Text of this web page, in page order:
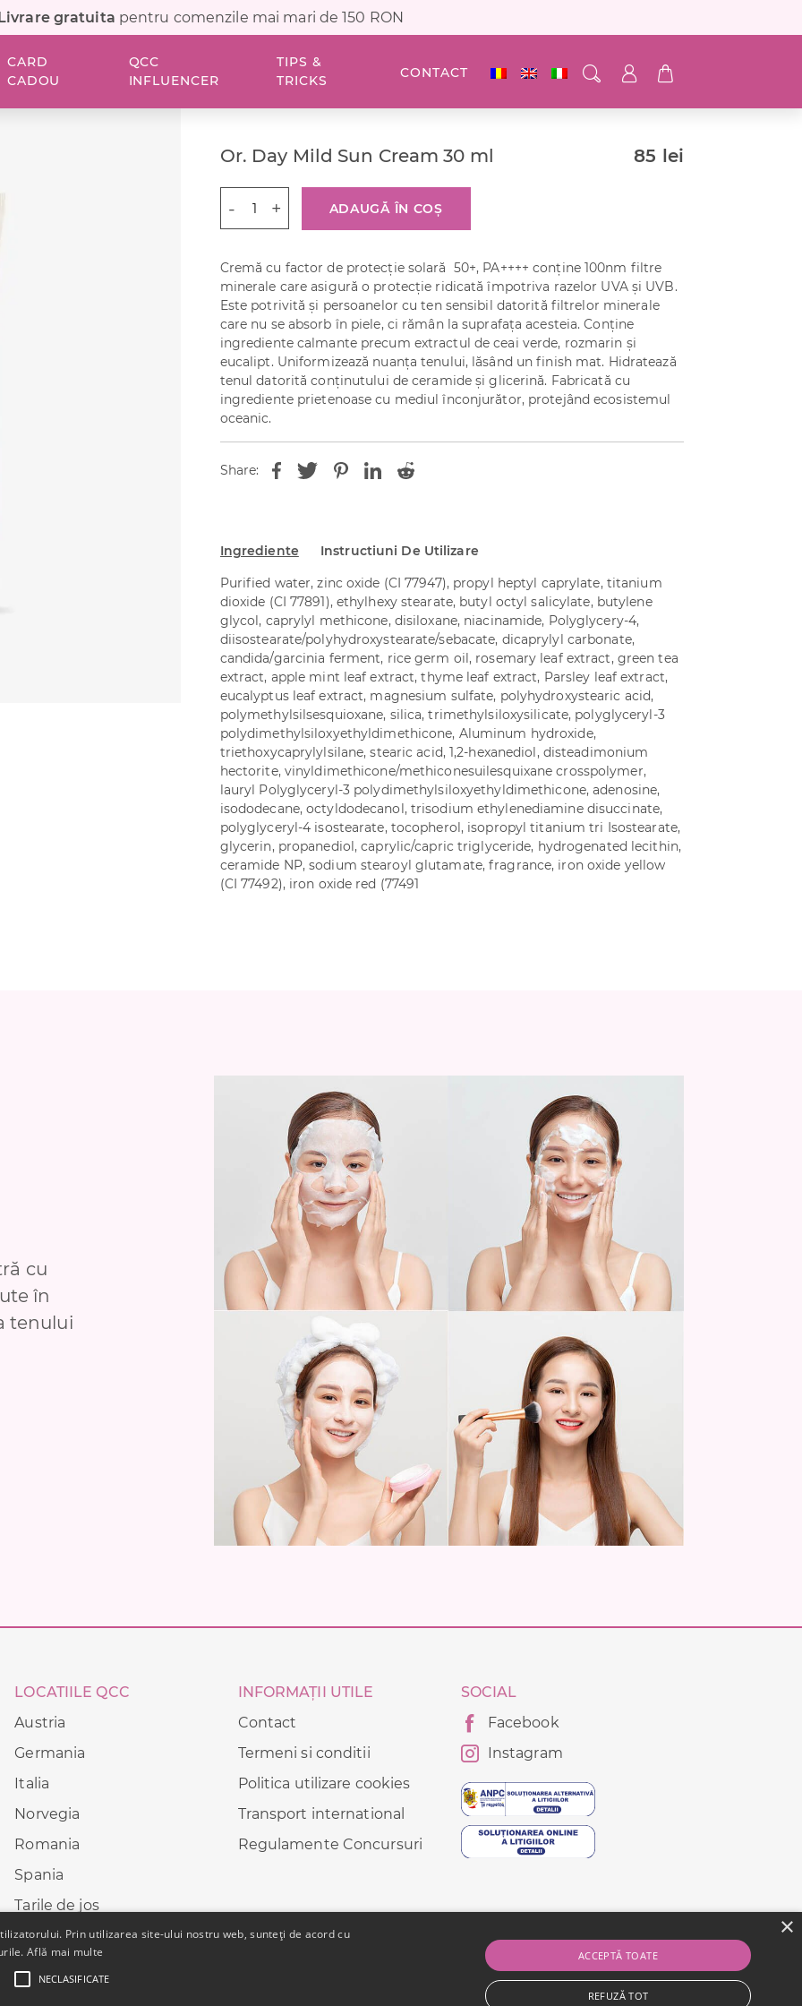
gratuita pentru comenzile mai mari de 150 RON
CARD
CADOU
QCC
INFLUENCER
TIPS &
TRICKS
CONTACT
Or. Day Mild Sun Cream 30 ml 85 lei
Or.
Day
Sun
Cream
30
ml
ADAUGĂ ÎN COȘ
Cremă cu factor de protecție solară 50+, PA++++ conține 100nm filtre
minerale care asigură o protecție ridicată împotriva razelor UVA și UVB.
Este potrivită și persoanelor cu ten sensibil datorită filtrelor minerale
care nu se absorb în piele, ci rămân la suprafața acesteia. Conține
ingrediente calmante precum extractul de ceai verde, rozmarin și
eucalipt. Uniformizează nuanța tenului, lăsând un finish mat. Hidratează
tenul datorită conținutului de ceramide și glicerină. Fabricată cu
ingrediente prietenoase cu mediul înconjurător, protejând ecosistemul
oceanic.
Share:
Ingrediente
Instructiuni De Utilizare
Purified water, zinc oxide (CI 77947), propyl heptyl caprylate, titanium
dioxide (CI 77891), ethylhexy stearate, butyl octyl salicylate, butylene
glycol, caprylyl methicone, disiloxane, niacinamide, Polyglycery-4,
diisostearate/polyhydroxystearate/sebacate, dicaprylyl carbonate,
candida/garcinia ferment, rice germ oil, rosemary leaf extract, green tea
extract, apple mint leaf extract, thyme leaf extract, Parsley leaf extract,
eucalyptus leaf extract, magnesium sulfate, polyhydroxystearic acid,
polymethylsilsesquioxane, silica, trimethylsiloxysilicate, polyglyceryl-3
polydimethylsiloxyethyldimethicone, Aluminum hydroxide,
triethoxycaprylylsilane, stearic acid, 1,2-hexanediol, disteadimonium
hectorite, vinyldimethicone/methiconesuilesquixane crosspolymer,
lauryl Polyglyceryl-3 polydimethylsiloxyethyldimethicone, adenosine,
isododecane, octyldodecanol, trisodium ethylenediamine disuccinate,
polyglyceryl-4 isostearate, tocopherol, isopropyl titanium tri Isostearate,
glycerin, propanediol, caprylic/capric triglyceride, hydrogenated lecithin,
ceramide NP, sodium stearoyl glutamate, fragrance, iron oxide yellow
(CI 77492), iron oxide red (77491
cu
în
tenului
LOCATIILE QCC
Austria
Germania
Italia
Norvegia
Romania
Spania
Tarile de jos
UE
INFORMAȚII UTILE
Contact
Termeni si conditii
Politica utilizare cookies
Transport international
Regulamente Concursuri
SOCIAL
Facebook
Instagram
×
Prin utilizarea site-ului nostru web, sunteți de acord cu
Află mai multe
NECLASIFICATE
ACCEPTĂ TOATE
REFUZĂ TOT